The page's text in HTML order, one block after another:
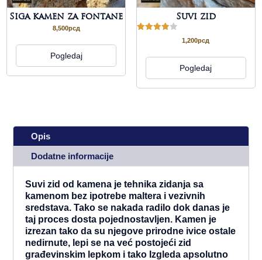
Siga kamen za fontane
8,500рсд
Pogledaj
Suvi zid
od 5
1,200рсд
Pogledaj
Opis
Dodatne informacije
Suvi zid od kamena je tehnika zidanja sa
kamenom bez ipotrebe maltera i vezivnih
sredstava. Tako se nakada radilo dok danas je
taj proces dosta pojednostavljen. Kamen je
izrezan tako da su njegove prirodne ivice ostale
nedirnute, lepi se na već postojeći zid
građevinskim lepkom i tako Izgleda apsolutno